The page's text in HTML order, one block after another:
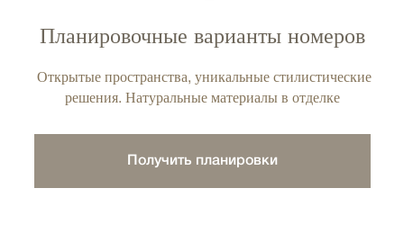
Планировочные варианты номеров
Открытые пространства, уникальные стилистические
решения. Натуральные материалы в отделке
Получить планировки